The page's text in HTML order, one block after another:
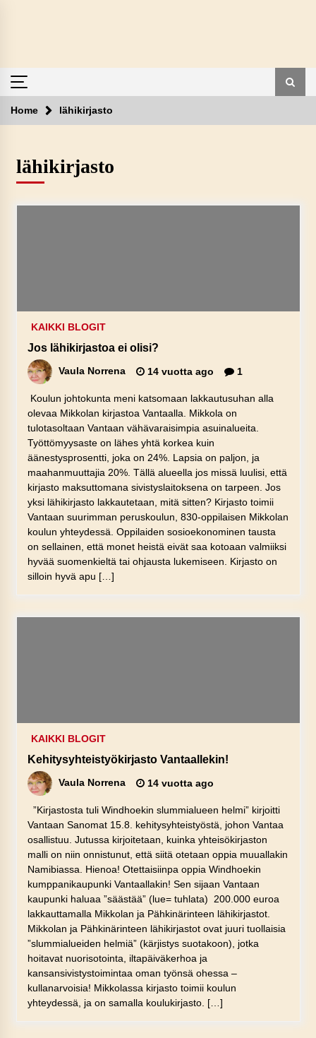
Home lähikirjasto
lähikirjasto
KAIKKI BLOGIT
Jos lähikirjastoa ei olisi?
Vaula Norrena 14 vuotta ago 1
Koulun johtokunta meni katsomaan lakkautusuhan alla
olevaa Mikkolan kirjastoa Vantaalla. Mikkola on
tulotasoltaan Vantaan vähävaraisimpia asuinalueita.
Työttömyysaste on lähes yhtä korkea kuin
äänestysprosentti, joka on 24%. Lapsia on paljon, ja
maahanmuuttajia 20%. Tällä alueella jos missä luulisi, että
kirjasto maksuttomana sivistyslaitoksena on tarpeen. Jos
yksi lähikirjasto lakkautetaan, mitä sitten? Kirjasto toimii
Vantaan suurimman peruskoulun, 830-oppilaisen Mikkolan
koulun yhteydessä. Oppilaiden sosioekonominen tausta
on sellainen, että monet heistä eivät saa kotoaan valmiiksi
hyvää suomenkieltä tai ohjausta lukemiseen. Kirjasto on
silloin hyvä apu […]
KAIKKI BLOGIT
Kehitysyhteistyökirjasto Vantaallekin!
Vaula Norrena 14 vuotta ago
”Kirjastosta tuli Windhoekin slummialueen helmi” kirjoitti
Vantaan Sanomat 15.8. kehitysyhteistyöstä, johon Vantaa
osallistuu. Jutussa kirjoitetaan, kuinka yhteisökirjaston
malli on niin onnistunut, että siitä otetaan oppia muuallakin
Namibiassa. Hienoa! Otettaisiinpa oppia Windhoekin
kumppanikaupunki Vantaallakin! Sen sijaan Vantaan
kaupunki haluaa ”säästää” (lue= tuhlata) 200.000 euroa
lakkauttamalla Mikkolan ja Pähkinärinteen lähikirjastot.
Mikkolan ja Pähkinärinteen lähikirjastot ovat juuri tuollaisia
”slummialueiden helmiä” (kärjistys suotakoon), jotka
hoitavat nuorisotointa, iltapäiväkerhoa ja
kansansivistystoimintaa oman työnsä ohessa –
kullanarvoisia! Mikkolassa kirjasto toimii koulun
yhteydessä, ja on samalla koulukirjasto. […]